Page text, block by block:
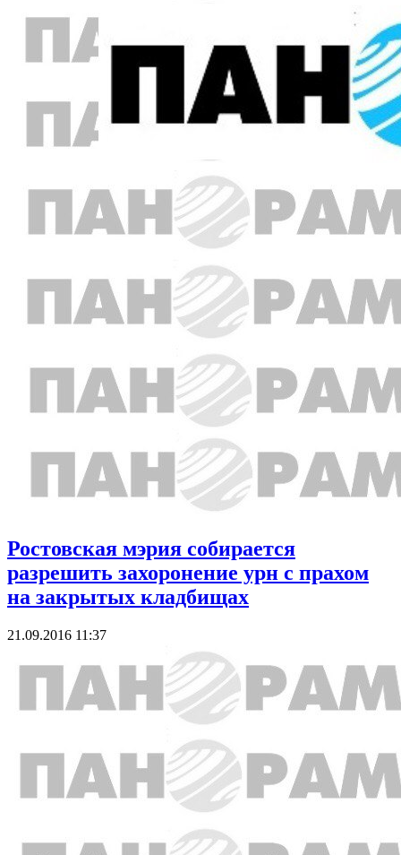
Ростовская мэрия собирается
разрешить захоронение урн с прахом
на закрытых кладбищах
21.09.2016 11:37